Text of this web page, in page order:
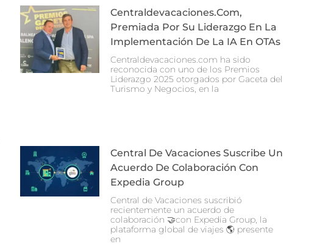
Centraldevacaciones.com,
Premiada Por Su Liderazgo En La
Implementación De La IA En OTAs
Centraldevacaciones.com ha sido
reconocida con uno de los Premios
Liderazgo 2025 otorgados por Gaceta del
Turismo y Negocios, en la
Central De Vacaciones Suscribe Un
Acuerdo De Colaboración Con
Expedia Group
Central de Vacaciones suscribió
recientemente un acuerdo de
colaboración 🤝con Expedia Group, la
plataforma global de viajes 🌎 presente
en